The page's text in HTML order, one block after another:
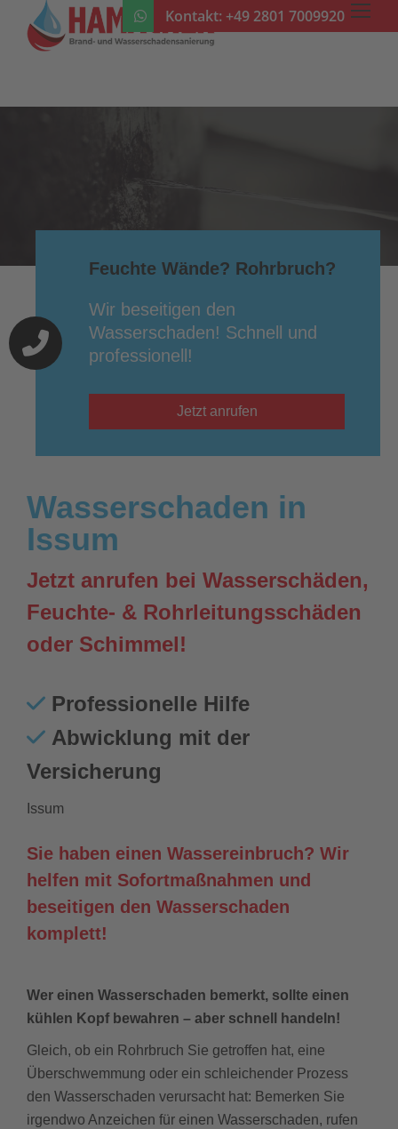
Kontakt: +49 2801 7009920
Feuchte Wände? Rohrbruch?
Wir beseitigen den
Wasserschaden! Schnell und
professionell!
Jetzt anrufen
Wasserschaden in
Issum
Jetzt anrufen bei Wasserschäden,
Feuchte- & Rohrleitungsschäden
oder Schimmel!
Professionelle Hilfe
Abwicklung mit der
Versicherung
Issum
Sie haben einen Wassereinbruch? Wir
helfen mit Sofortmaßnahmen und
beseitigen den Wasserschaden
komplett!
Wer einen Wasserschaden bemerkt, sollte einen
kühlen Kopf bewahren – aber schnell handeln!
Gleich, ob ein Rohrbruch Sie getroffen hat, eine
Überschwemmung oder ein schleichender Prozess
den Wasserschaden verursacht hat: Bemerken Sie
irgendwo Anzeichen für einen Wasserschaden, rufen